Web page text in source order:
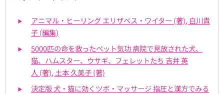
アニマル・ヒーリング エリザベス・ワイター (著), 白川貴
子 (編集)
5000匹の命を救ったペット気功 病院で見放された犬、
猫、ハムスター、ウサギ、フェレットたち 吉井 英
人 (著), 土本 久美子 (著)
決定版 犬・猫に効くツボ・マッサージ 指圧と漢方でみる